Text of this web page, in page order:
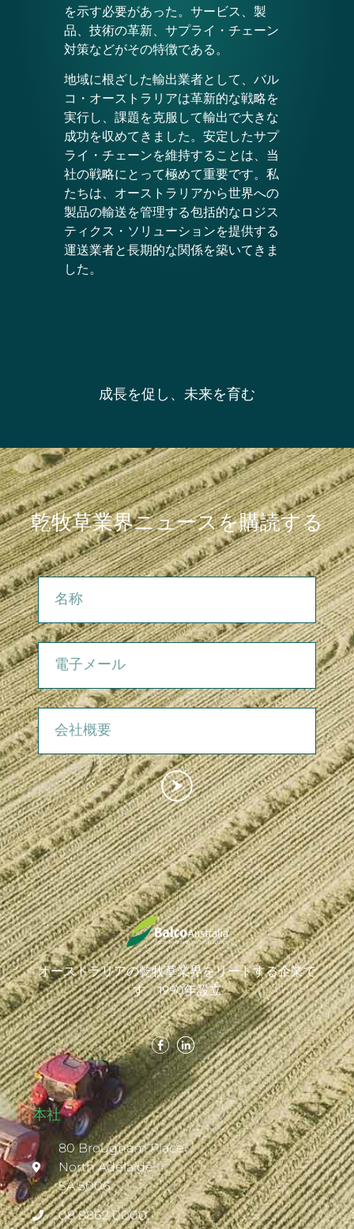
を示す必要があった。サービス、製
品、技術の革新、サプライ・チェーン
対策などがその特徴である。
地域に根ざした輸出業者として、バル
コ・オーストラリアは革新的な戦略を
実行し、課題を克服して輸出で大きな
成功を収めてきました。安定したサプ
ライ・チェーンを維持することは、当
社の戦略にとって極めて重要です。私
たちは、オーストラリアから世界への
製品の輸送を管理する包括的なロジス
ティクス・ソリューションを提供する
運送業者と長期的な関係を築いてきま
した。
成長を促し、未来を育む
乾牧草業界ニュースを購読する
名称
電子メール
会社概要
オーストラリアの乾牧草業界をリードする企業で
す。1990年設立
本社
80 Brougham Place
North Adelaide
SA 5006
08 8862 0000